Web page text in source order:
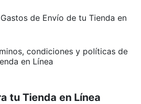
de Envío de tu Tienda en
condiciones y políticas de
en Línea
tu Tienda en Línea